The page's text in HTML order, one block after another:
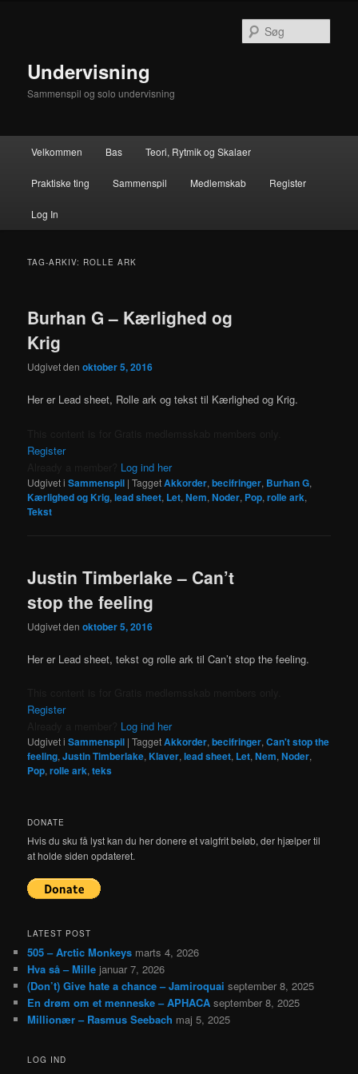
Undervisning
Sammenspil og solo undervisning
Velkommen Bas Teori, Rytmik og Skalaer
Praktiske ting Sammenspil Medlemskab Register
Log In
TAG-ARKIV: ROLLE ARK
Burhan G – Kærlighed og
Krig
Udgivet denoktober 5, 2016
Her er Lead sheet, Rolle ark og tekst til Kærlighed og Krig.
Register
Log ind her
Udgivet i Sammenspil |TaggetAkkorder,becifringer, Burhan G,
Kærlighed og Krig,lead sheet, Let,Nem,Noder, Pop,rolle ark,
Tekst
Justin Timberlake – Can’t
stop the feeling
Udgivet denoktober 5, 2016
Her er Lead sheet, tekst og rolle ark til Can’t stop the feeling.
Register
Log ind her
Udgivet i Sammenspil |TaggetAkkorder,becifringer,Can't stop the
feeling,Justin Timberlake,Klaver,lead sheet, Let,Nem,Noder,
Pop,rolle ark,teks
DONATE
Hvis du sku få lyst kan du her donere et valgfrit beløb, der hjælper til
at holde siden opdateret.
LATEST POST
505 – Arctic Monkeys marts 4, 2026
Hva så – Mille januar 7, 2026
(Don’t) Give hate a chance – Jamiroquai september 8, 2025
En drøm om et menneske – APHACA september 8, 2025
Millionær – Rasmus Seebach maj 5, 2025
LOG IND